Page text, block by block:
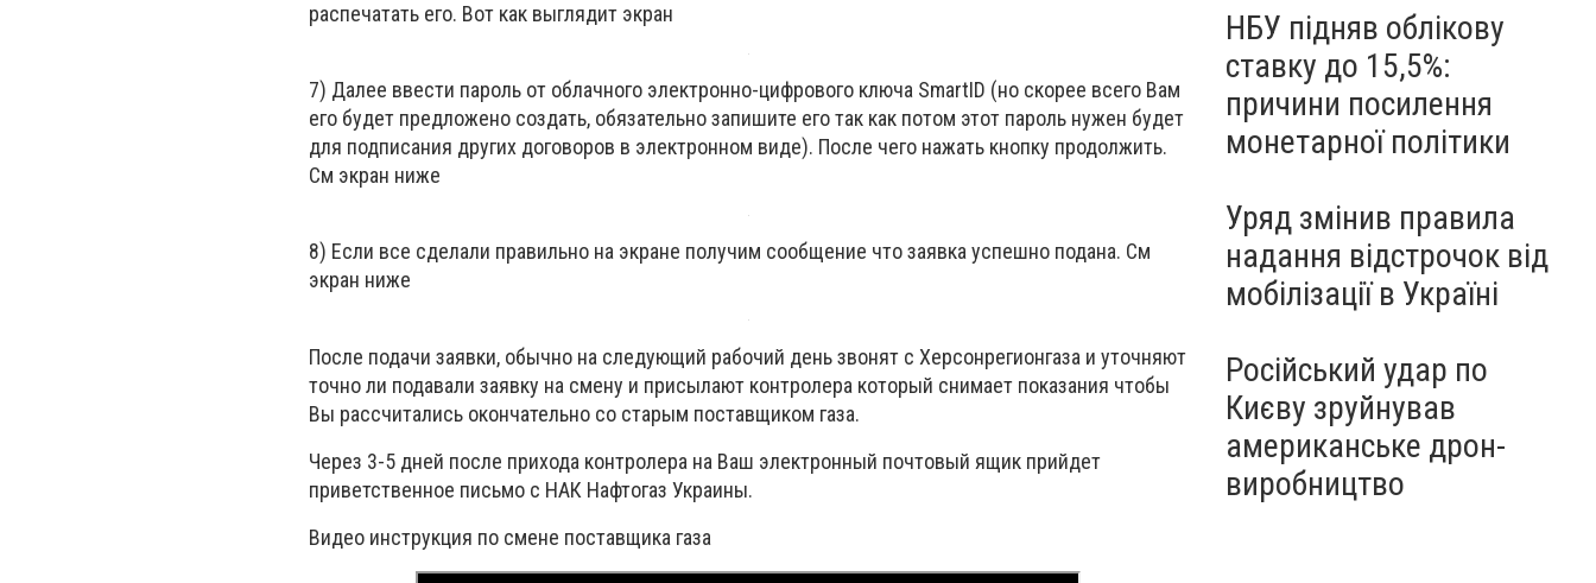
распечатать его. Вот как выглядит экран
7) Далее ввести пароль от облачного электронно-цифрового ключа SmartID (но скорее всего Вам
его будет предложено создать, обязательно запишите его так как потом этот пароль нужен будет
для подписания других договоров в электронном виде). После чего нажать кнопку продолжить.
См экран ниже
8) Если все сделали правильно на экране получим сообщение что заявка успешно подана. См
экран ниже
После подачи заявки, обычно на следующий рабочий день звонят с Херсонрегионгаза и уточняют
точно ли подавали заявку на смену и присылают контролера который снимает показания чтобы
Вы рассчитались окончательно со старым поставщиком газа.
Через 3-5 дней после прихода контролера на Ваш электронный почтовый ящик прийдет
приветственное письмо с НАК Нафтогаз Украины.
Видео инструкция по смене поставщика газа
НБУ підняв облікову
ставку до 15,5%:
причини посилення
монетарної політики
Уряд змінив правила
надання відстрочок від
мобілізації в Україні
Російський удар по
Києву зруйнував
американське дрон-
виробництво